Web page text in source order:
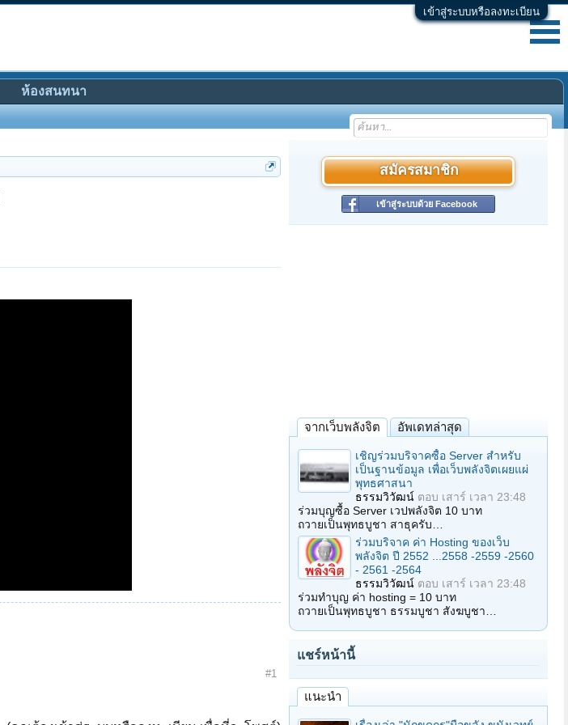
เข้าสู่ระบบหรือลงทะเบียน
#1
สมัครสมาชิก
เข้าสู่ระบบด้วย Facebook
จากเว็บพลังจิต อัพเดทล่าสุด
เชิญร่วมบริจาคซื้อ Server สำหรับ
เป็นฐานข้อมูล เพื่อเว็บพลังจิตเผยแผ่
พุทธศาสนา
ธรรมวิวัฒน์ ตอบ เสาร์ เวลา 23:48
ร่วมบุญซื้อ Server เวปพลังจิต 10 บาท
ถวายเป็นพุทธบูชา สาธุครับ…
ร่วมบริจาค ค่า Hosting ของเว็บ
พลังจิต ปี 2552 ...2558 -2559 -2560
- 2561 -2564
ธรรมวิวัฒน์ ตอบ เสาร์ เวลา 23:48
ร่วมทำบุญ ค่า hosting = 10 บาท
ถวายเป็นพุทธบูชา ธรรมบูชา สังฆบูชา…
แชร์หน้านี้
แนะนำ
ห้องสนทนา